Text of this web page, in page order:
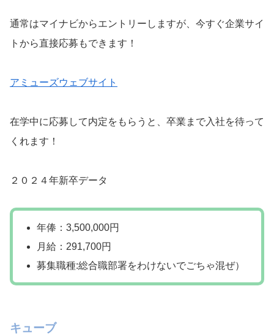
通常はマイナビからエントリーしますが、今すぐ企業サイ
トから直接応募もできます！
アミューズウェブサイト
在学中に応募して内定をもらうと、卒業まで入社を待って
くれます！
２０２４年新卒データ
年俸：3,500,000円
月給：291,700円
募集職種:総合職部署をわけないでごちゃ混ぜ）
キューブ